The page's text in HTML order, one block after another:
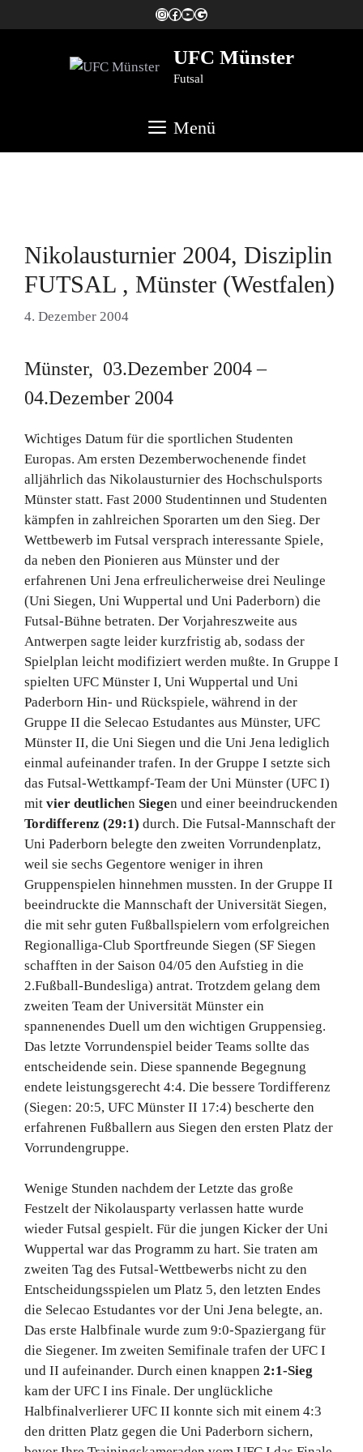
Inhalt
Instagram
Facebook
YouTube
#UFCMS
UFC Münster
Futsal
Menü
Nikolausturnier 2004, Disziplin
FUTSAL , Münster (Westfalen)
4. Dezember 2004
Münster, 03.Dezember 2004 –
04.Dezember 2004
Wichtiges Datum für die sportlichen Studenten
Europas. Am ersten Dezemberwochenende findet
alljährlich das Nikolausturnier des Hochschulsports
Münster statt. Fast 2000 Studentinnen und Studenten
kämpfen in zahlreichen Sporarten um den Sieg. Der
Wettbewerb im Futsal versprach interessante Spiele,
da neben den Pionieren aus Münster und der
erfahrenen Uni Jena erfreulicherweise drei Neulinge
(Uni Siegen, Uni Wuppertal und Uni Paderborn) die
Futsal-Bühne betraten. Der Vorjahreszweite aus
Antwerpen sagte leider kurzfristig ab, sodass der
Spielplan leicht modifiziert werden mußte. In Gruppe I
spielten UFC Münster I, Uni Wuppertal und Uni
Paderborn Hin- und Rückspiele, während in der
Gruppe II die Selecao Estudantes aus Münster, UFC
Münster II, die Uni Siegen und die Uni Jena lediglich
einmal aufeinander trafen. In der Gruppe I setzte sich
das Futsal-Wettkampf-Team der Uni Münster (UFC I)
mit vier deutlichen Siegen und einer beeindruckenden
Tordifferenz (29:1) durch. Die Futsal-Mannschaft der
Uni Paderborn belegte den zweiten Vorrundenplatz,
weil sie sechs Gegentore weniger in ihren
Gruppenspielen hinnehmen mussten. In der Gruppe II
beeindruckte die Mannschaft der Universität Siegen,
die mit sehr guten Fußballspielern vom erfolgreichen
Regionalliga-Club Sportfreunde Siegen (SF Siegen
schafften in der Saison 04/05 den Aufstieg in die
2.Fußball-Bundesliga) antrat. Trotzdem gelang dem
zweiten Team der Universität Münster ein
spannenendes Duell um den wichtigen Gruppensieg.
Das letzte Vorrundenspiel beider Teams sollte das
entscheidende sein. Diese spannende Begegnung
endete leistungsgerecht 4:4. Die bessere Tordifferenz
(Siegen: 20:5, UFC Münster II 17:4) bescherte den
erfahrenen Fußballern aus Siegen den ersten Platz der
Vorrundengruppe.
Wenige Stunden nachdem der Letzte das große
Festzelt der Nikolausparty verlassen hatte wurde
wieder Futsal gespielt. Für die jungen Kicker der Uni
Wuppertal war das Programm zu hart. Sie traten am
zweiten Tag des Futsal-Wettbewerbs nicht zu den
Entscheidungsspielen um Platz 5, den letzten Endes
die Selecao Estudantes vor der Uni Jena belegte, an.
Das erste Halbfinale wurde zum 9:0-Spaziergang für
die Siegener. Im zweiten Semifinale trafen der UFC I
und II aufeinander. Durch einen knappen 2:1-Sieg
kam der UFC I ins Finale. Der unglückliche
Halbfinalverlierer UFC II konnte sich mit einem 4:3
den dritten Platz gegen die Uni Paderborn sichern,